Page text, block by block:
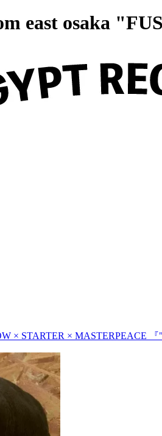
east osaka
× STARTER × MASTERPEACE